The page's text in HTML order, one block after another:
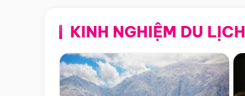
KINH NGHIỆM DU LỊCH